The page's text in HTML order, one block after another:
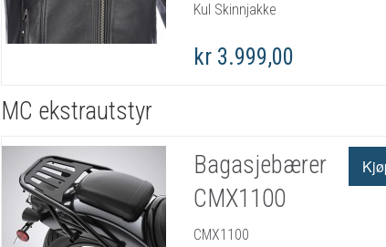
Kul Skinnjakke
kr 3.999,00
MC ekstrautstyr
Bagasjebærer
CMX1100
CMX1100